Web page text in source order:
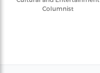
Columnist